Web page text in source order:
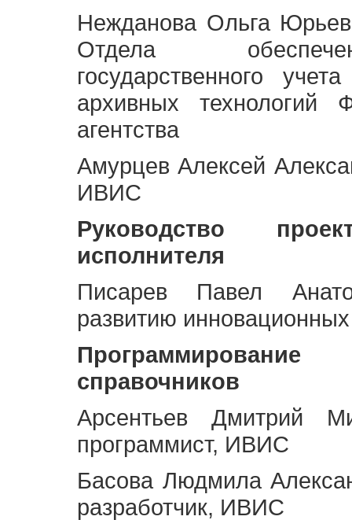
Нежданова Ольга
Отдела
государственного
архивных технологий
агентства
Амурцев Алексей
ИВИС
Руководство
исполнителя
Писарев Павел
развитию
Программирование
справочников
Арсентьев Дмитрий
программист, ИВИС
Басова Людмила
разработчик, ИВИС